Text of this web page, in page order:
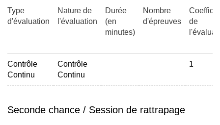
Type
d'évaluation
Nature de
l'évaluation
Durée
(en
minutes)
Nombre
d'épreuves
de
Contrôle
Continu
Contrôle
Continu
1
Seconde chance / Session de rattrapage